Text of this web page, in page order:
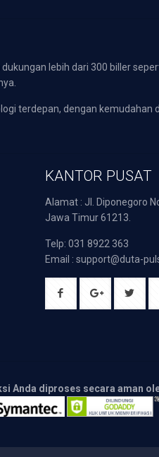
lebih dari 300 biller
terdepan, dengan kemudahan
KANTOR PUSAT
Alamat : Jl. Diponegoro
Jawa Timur 61213.
Telp: 031 8922 363
Email : support@duta-
Anda diproses secara aman